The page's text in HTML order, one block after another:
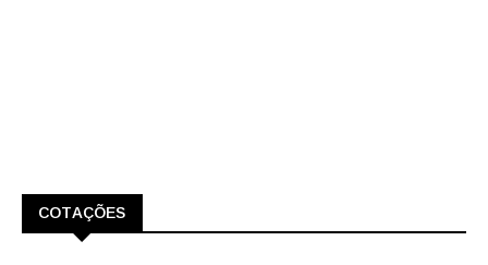
COTAÇÕES